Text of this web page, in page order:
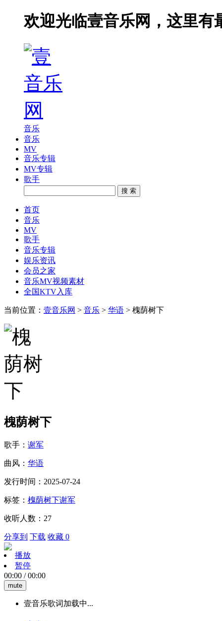
欢迎光临壹音乐网，这里有
音乐
音乐
MV
音乐专辑
MV专辑
歌手
搜 索
首页
音乐
MV
歌手
音乐专辑
娱乐资讯
会员之家
音乐MV视频素材
全国KTV入库
当前位置： 壹音乐网 > 音乐 > 华语 > 槐荫树下
槐荫树下
歌手： 谢军
曲风： 华语
发行时间：2025-07-24
标签： 槐荫树下谢军
收听人数：27
分享到 下载 收藏 0
播放
暂停
00:00 /00:00
mute
壹音乐歌词加载中...